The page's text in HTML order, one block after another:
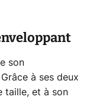
son
à ses deux
taille, et à son